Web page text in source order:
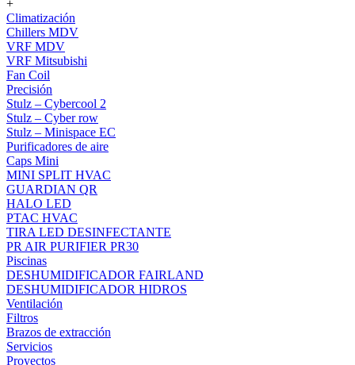
+
Climatización
Chillers MDV
VRF MDV
VRF Mitsubishi
Fan Coil
Precisión
Stulz – Cybercool 2
Stulz – Cyber row
Stulz – Minispace EC
Purificadores de aire
Caps Mini
MINI SPLIT HVAC
GUARDIAN QR
HALO LED
PTAC HVAC
TIRA LED DESINFECTANTE
PR AIR PURIFIER PR30
Piscinas
DESHUMIDIFICADOR FAIRLAND
DESHUMIDIFICADOR HIDROS
Ventilación
Filtros
Brazos de extracción
Servicios
Proyectos